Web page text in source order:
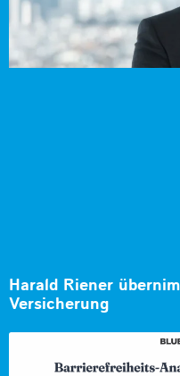
Harald Riener
Versicherung